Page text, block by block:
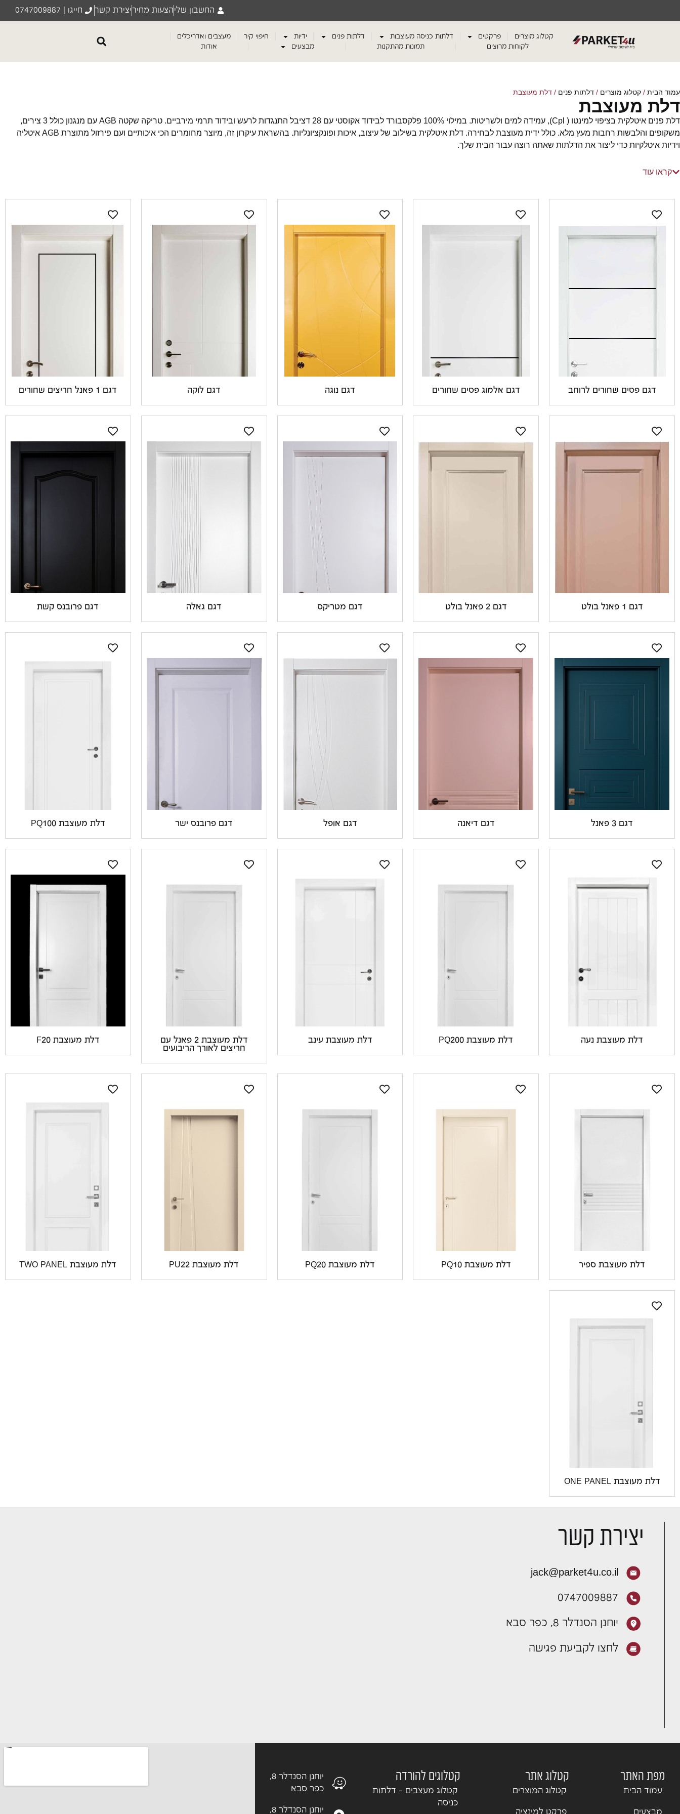
החשבון שליהצעות מחיריצירת קשר חייגו | 0747009887
קטלוג מוצרים פרקטים דלתות כניסה מעוצבות דלתות פנים ידיות חיפוי קיר
מעצבים ואדריכלים
לקוחות מרוצים
תמונות מהתקנות מבצעים אודות
עמוד הבית / קטלוג מוצרים / דלתות פנים / דלת מעוצבת
דלת מעוצבת
דלת פנים איטלקית בציפוי למינטו ( Cpl), עמידה למים ולשריטות. במילוי 100% פלקסבורד לבידוד אקוסטי עם 28 דציבל התנגדות לרעש ובידוד תרמי מירביים. טריקה שקטה AGB עם מנגנון כולל 3 צירים,
משקופים והלבשות רחבות מעץ מלא. כולל ידית מעוצבת לבחירה. דלת איטלקית בשילוב של עיצוב, איכות ופונקציונליות. בהשראת עיקרון זה, מיוצר מחומרים הכי איכותיים ועם פירזול מתוצרת AGB איטליה
וידיות איטלקיות כדי ליצור את הדלתות שאתה רוצה עבור הבית שלך.
גובה 205 ס"מ או 215 ס"מ.
*ניתן להזמין דלת וחצי או כפולה.
*ניתן לקבל את כל הדלתות גם במילוי כוורת
קראו עוד
דגם פסים שחורים לרוחב דגם אלמוג פסים שחורים דגם נוגה דגם לוקה דגם 1 פאנל חריצים שחורים
דגם 1 פאנל בולט דגם 2 פאנל בולט דגם מטריקס דגם גאלה דגם פרובנס קשת
דגם 3 פאנל דגם דיאנה דגם אופל דגם פרובנס ישר דלת מעוצבת PQ100
דלת מעוצבת נעה דלת מעוצבת PQ200 דלת מעוצבת עינב
דלת מעוצבת 2 פאנל עם
חריצים לאורך הריבועים
דלת מעוצבת F20
דלת מעוצבת ספיר דלת מעוצבת PQ10 דלת מעוצבת PQ20 דלת מעוצבת PU22 דלת מעוצבת TWO PANEL
דלת מעוצבת ONE PANEL
יצירת קשר
jack@parket4u.co.il
0747009887
יוחנן הסנדלר 8, כפר סבא
לחצו לקביעת פגישה
מפת האתר
עמוד הבית
מבצעים
קטלוג אתר
קטלוג המוצרים
פרקט למינציה
קטלוגים להורדה
קטלוג מעצבים - דלתות
כניסה
יוחנן הסנדלר 8,
כפר סבא
יוחנן הסנדלר 8,